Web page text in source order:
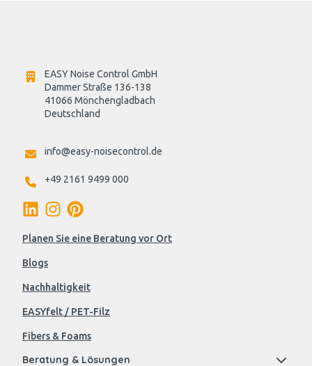
EASY Noise Control GmbH
Dammer Straße 136-138
41066 Mönchengladbach
Deutschland
info@easy-noisecontrol.de
+49 2161 9499 000
Planen Sie eine Beratung vor Ort
Blogs
Nachhaltigkeit
EASYfelt / PET-Filz
Fibers & Foams
Beratung & Lösungen